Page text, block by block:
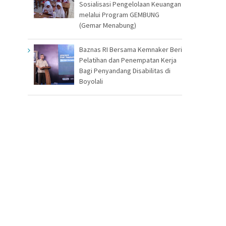
Sosialisasi Pengelolaan Keuangan
melalui Program GEMBUNG
(Gemar Menabung)
Baznas RI Bersama Kemnaker Beri
Pelatihan dan Penempatan Kerja
Bagi Penyandang Disabilitas di
Boyolali